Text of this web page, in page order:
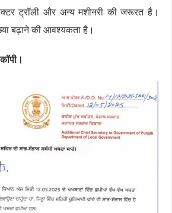
ट्रॉली और अन्य मशीनरी की जरूरत है।
बढ़ाने की आवश्यकता है।